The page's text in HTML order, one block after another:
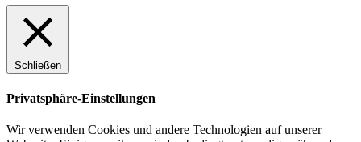
Schließen
Privatsphäre-Einstellungen
Wir verwenden Cookies und andere Technologien auf unserer